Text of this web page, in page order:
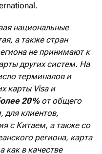
национальные
а также стран
не принимают к
других систем. На
терминалов и
карты Visa и
20 %от общего
для клиентов,
с Китаем, а также со
региона, карта
как в качестве